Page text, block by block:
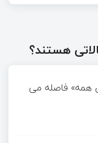
هستند؟
همه» فاصله می